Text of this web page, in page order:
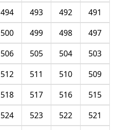
491
492
493
494
497
498
499
500
503
504
505
506
509
510
511
512
515
516
517
518
521
522
523
524